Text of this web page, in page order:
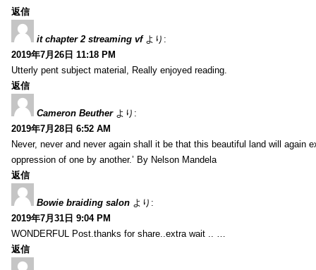
返信
it chapter 2 streaming vf より:
2019年7月26日 11:18 PM
Utterly pent subject material, Really enjoyed reading.
返信
Cameron Beuther より:
2019年7月28日 6:52 AM
Never, never and never again shall it be that this beautiful land will again
oppression of one by another.’ By Nelson Mandela
返信
Bowie braiding salon より:
2019年7月31日 9:04 PM
WONDERFUL Post.thanks for share..extra wait .. …
返信